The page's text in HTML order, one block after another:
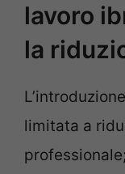
lavoro
la
limitata a